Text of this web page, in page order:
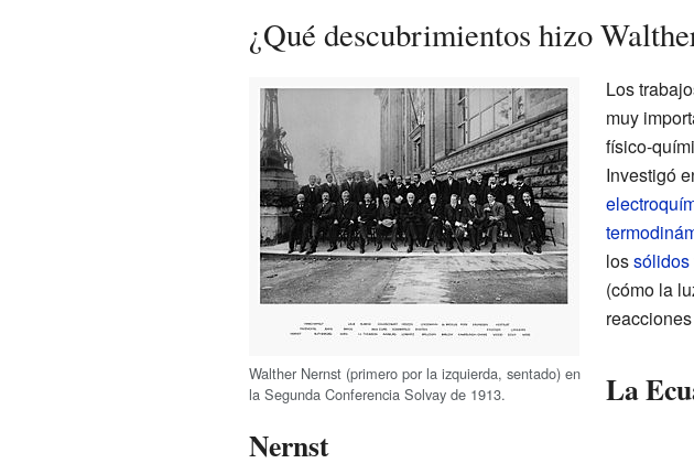
¿Qué descubrimientos hizo
Walther Nernst (primero por la izquierda, sentado) en
la Segunda Conferencia Solvay de 1913.
Los
muy
físico-
Investigó
lossólidos
(cómo la
La
Nernst